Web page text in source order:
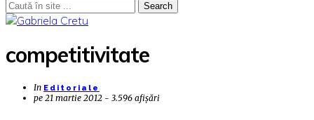
Search
competitivitate
In Editoriale
pe 21 martie 2012 - 3.596 afișări